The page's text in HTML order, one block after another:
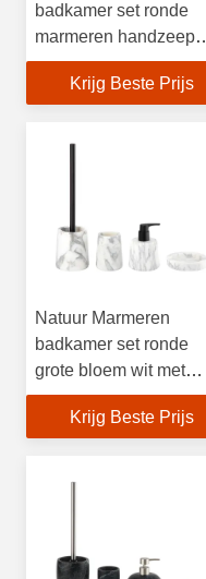
badkamer set ronde
marmeren handzeep
dispenser badkamer
countertop accessoires
Krijg Beste Prijs
Natuur Marmeren
badkamer set ronde
grote bloem wit met
zwart deel marmeren
handzeep dispenser
Krijg Beste Prijs